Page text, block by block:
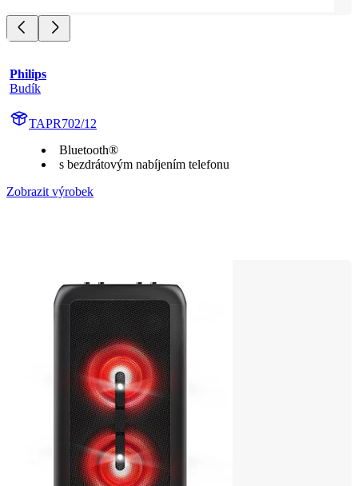
Philips
Budík
TAPR702/12
Bluetooth®
s bezdrátovým nabíjením telefonu
Zobrazit výrobek